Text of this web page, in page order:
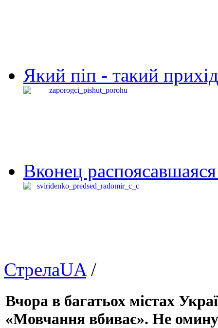
Який піп - такий
Вконец
СтрелаUA/
Вчора в багатьох містах
«Мовчання вбиває». Не